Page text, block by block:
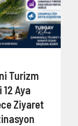
Turizm
Aya
Ziyaret